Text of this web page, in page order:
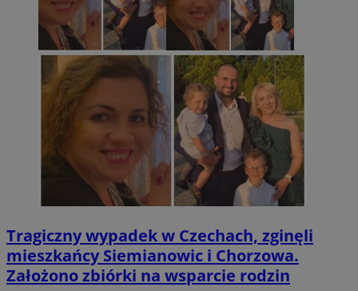
Tragiczny wypadek w Czechach, zginęli
mieszkańcy Siemianowic i Chorzowa.
Założono zbiórki na wsparcie rodzin